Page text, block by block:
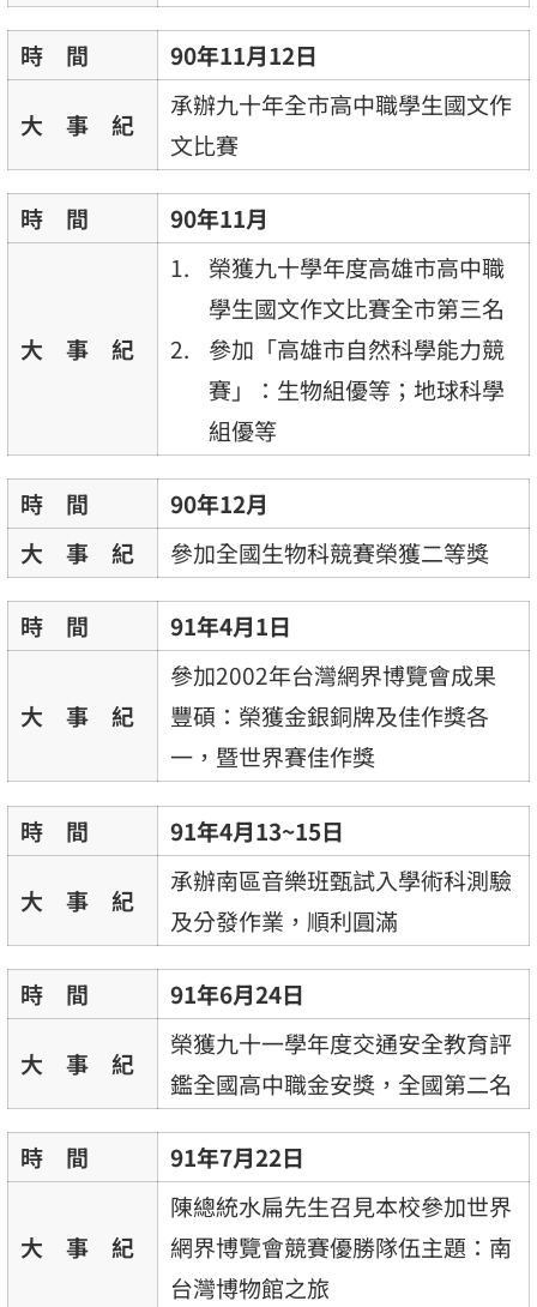
時 間 90年11月12日
大 事 紀
承辦九十年全市高中職學生國文作
文比賽
時 間 90年11月
大 事 紀
榮獲九十學年度高雄市高中職
學生國文作文比賽全市第三名
參加「高雄市自然科學能力競
賽」：生物組優等；地球科學
組優等
時 間
90年12月
大 事 紀
參加全國生物科競賽榮獲二等獎
時 間 91年4月1日
大 事 紀
參加2002年台灣網界博覽會成果
豐碩：榮獲金銀銅牌及佳作獎各
一，暨世界賽佳作獎
時 間 91年4月13~15日
大 事 紀
承辦南區音樂班甄試入學術科測驗
及分發作業，順利圓滿
時 間 91年6月24日
大 事 紀
榮獲九十一學年度交通安全教育評
鑑全國高中職金安獎，全國第二名
時 間 91年7月22日
大 事 紀
陳總統水扁先生召見本校參加世界
網界博覽會競賽優勝隊伍主題：南
台灣博物館之旅